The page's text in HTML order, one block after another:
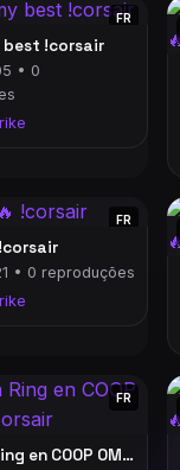
FR
best !corsair
• 0
FR
• 0 reproduções
FR
🔥 Elden Ring en COOP OMG 🔥 !corsair